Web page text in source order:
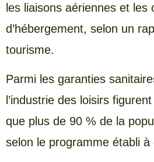
les liaisons aériennes et les
d’hébergement, selon un
tourisme.
Parmi les garanties
l’industrie des loisirs
que plus de 90 % de la
selon le programme établi à